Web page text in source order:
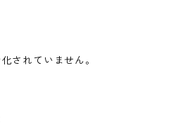
されていません。